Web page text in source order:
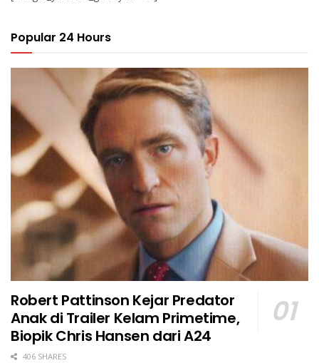
Popular 24 Hours
Robert Pattinson Kejar Predator
Anak di Trailer Kelam Primetime,
Biopik Chris Hansen dari A24
406 SHARES